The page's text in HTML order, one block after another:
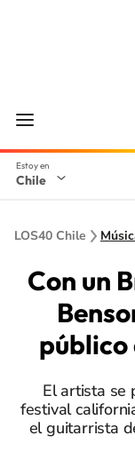
Chile
LOS40 Chile
Con un
público
El artista se
festival
el guitarrista